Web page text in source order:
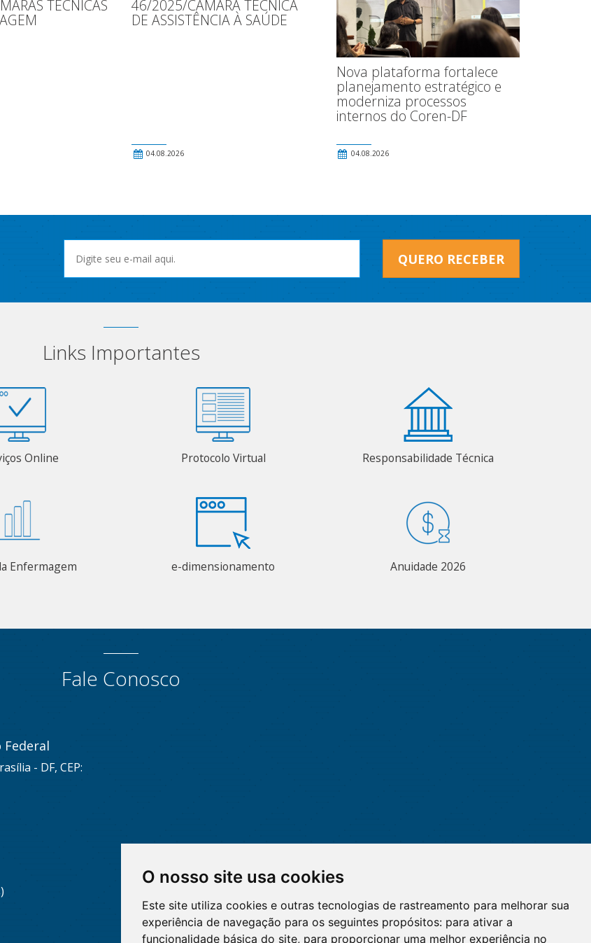
O nosso site usa cookies
Este site utiliza cookies e outras tecnologias de rastreamento para melhorar sua
experiência de navegação para os seguintes propósitos: para ativar a
funcionalidade básica do site, para proporcionar uma melhor experiência no
TÉCNICAS 46/2025/CÂMARA TÉCNICA
DE ASSISTÊNCIA À SAÚDE
04.08.2026
Nova plataforma fortalece
planejamento estratégico e
moderniza processos
internos do Coren-DF
04.08.2026
QUERO RECEBER
Links Importantes
Online Protocolo Virtual Responsabilidade Técnica
Enfermagem e-dimensionamento Anuidade 2026
Fale Conosco
- DF, CEP: